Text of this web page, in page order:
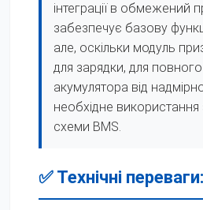
інтеграції в обмежений
забезпечує базову
але, оскільки модуль
для зарядки, для
акумулятора від
необхідне використання
схеми BMS.
✅ Технічні переваги: